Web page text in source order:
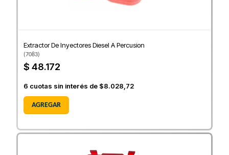
Extractor De Inyectores Diesel A Percusion
(7083)
$ 48.172
6 cuotas sin interés de $8.028,72
AGREGAR